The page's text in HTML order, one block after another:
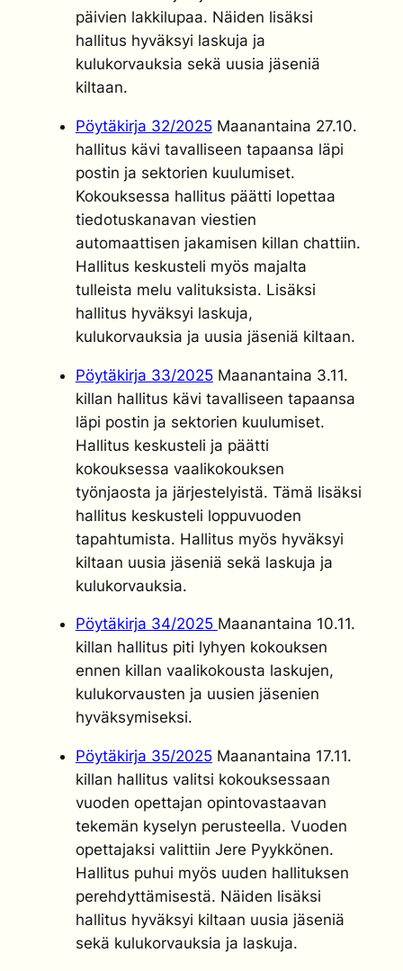
päivien lakkilupaa. Näiden lisäksi
hallitus hyväksyi laskuja ja
kulukorvauksia sekä uusia jäseniä
kiltaan.
Pöytäkirja 32/2025Maanantaina 27.10.
hallitus kävi tavalliseen tapaansa läpi
postin ja sektorien kuulumiset.
Kokouksessa hallitus päätti lopettaa
tiedotuskanavan viestien
automaattisen jakamisen killan chattiin.
Hallitus keskusteli myös majalta
tulleista melu valituksista. Lisäksi
hallitus hyväksyi laskuja,
kulukorvauksia ja uusia jäseniä kiltaan.
Pöytäkirja 33/2025Maanantaina 3.11.
killan hallitus kävi tavalliseen tapaansa
läpi postin ja sektorien kuulumiset.
Hallitus keskusteli ja päätti
kokouksessa vaalikokouksen
työnjaosta ja järjestelyistä. Tämä lisäksi
hallitus keskusteli loppuvuoden
tapahtumista. Hallitus myös hyväksyi
kiltaan uusia jäseniä sekä laskuja ja
kulukorvauksia.
Pöytäkirja 34/2025 Maanantaina 10.11.
killan hallitus piti lyhyen kokouksen
ennen killan vaalikokousta laskujen,
kulukorvausten ja uusien jäsenien
hyväksymiseksi.
Pöytäkirja 35/2025Maanantaina 17.11.
killan hallitus valitsi kokouksessaan
vuoden opettajan opintovastaavan
tekemän kyselyn perusteella. Vuoden
opettajaksi valittiin Jere Pyykkönen.
Hallitus puhui myös uuden hallituksen
perehdyttämisestä. Näiden lisäksi
hallitus hyväksyi kiltaan uusia jäseniä
sekä kulukorvauksia ja laskuja.